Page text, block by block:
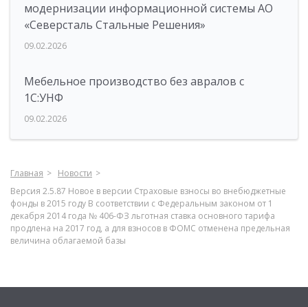
модернизации информационной системы АО
«Северсталь Стальные Решения»
09.02.2026
Мебельное производство без авралов с
1С:УНФ
09.02.2026
Главная
Новости
Версия 2.5.87 Новое в версии Страховые взносы во внебюджетные
фонды в 2015 году В соответствии с Федеральным законом от 1
декабря 2014 года № 406-ФЗ льготная ставка основного тарифа
продлена на 2017 год, а для взносов в ФОМС отменена предельная
величина облагаемой базы